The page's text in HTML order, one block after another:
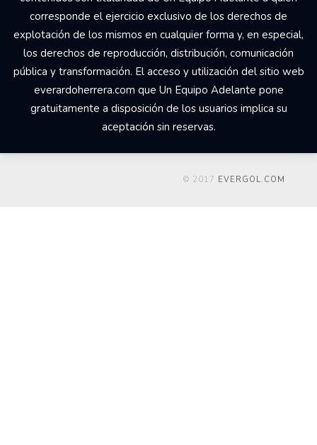
corresponde el ejercicio exclusivo de los derechos de
explotación de los mismos en cualquier forma y, en especial,
los derechos de reproducción, distribución, comunicación
pública y transformación. El acceso y utilización del sitio web
everardoherrera.com que Un Equipo Adelante pone
gratuitamente a disposición de los usuarios implica su
aceptación sin reservas.
© 2017 EVERGOL.COM